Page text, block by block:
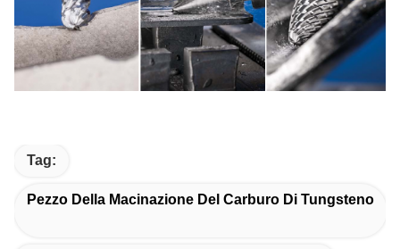
Tag:
Pezzo Della Macinazione Del Carburo Di Tungsteno